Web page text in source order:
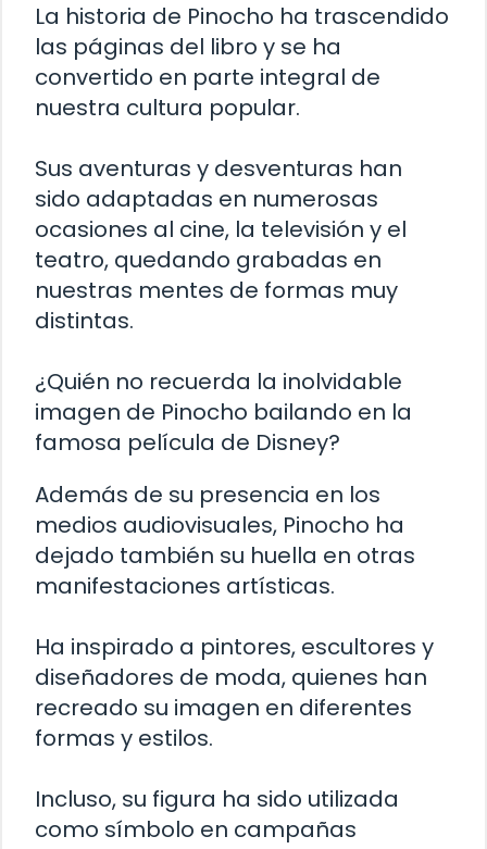
La historia de Pinocho ha trascendido
las páginas del libro y se ha
convertido en parte integral de
nuestra cultura popular.
Sus aventuras y desventuras han
sido adaptadas en numerosas
ocasiones al cine, la televisión y el
teatro, quedando grabadas en
nuestras mentes de formas muy
distintas.
¿Quién no recuerda la inolvidable
imagen de Pinocho bailando en la
famosa película de Disney?
Además de su presencia en los
medios audiovisuales, Pinocho ha
dejado también su huella en otras
manifestaciones artísticas.
Ha inspirado a pintores, escultores y
diseñadores de moda, quienes han
recreado su imagen en diferentes
formas y estilos.
Incluso, su figura ha sido utilizada
como símbolo en campañas